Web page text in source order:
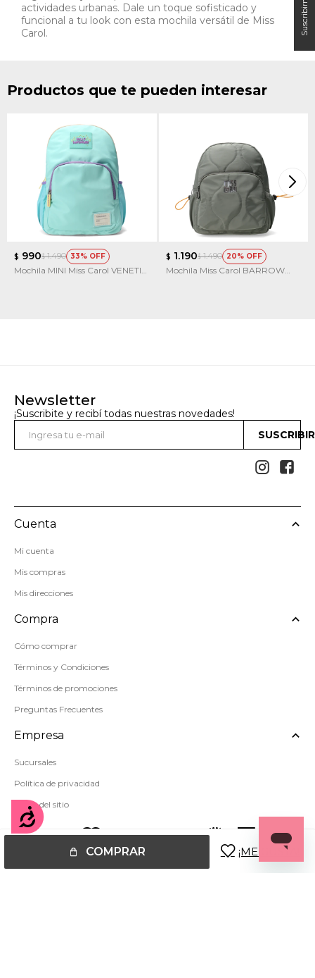
Accesibilidad
COMPRAR
actividades urbanas. Dale un toque sofisticado y
funcional a tu look con esta mochila versátil de Miss
Carol.
Productos que te pueden interesar
$ 990$ 1.490 33
Mochila MINI Miss Carol VENETIE
$ 1.190$ 1.490 20
Mochila Miss Carol BARROW
Newsletter
¡Suscribite y recibí todas nuestras novedades!
 
Cuenta
Mi cuenta
Mis compras
Mis direcciones
Compra
Cómo comprar
Términos y Condiciones
Términos de promociones
Preguntas Frecuentes
Empresa
Sucursales
Política de privacidad
Mapa del sitio